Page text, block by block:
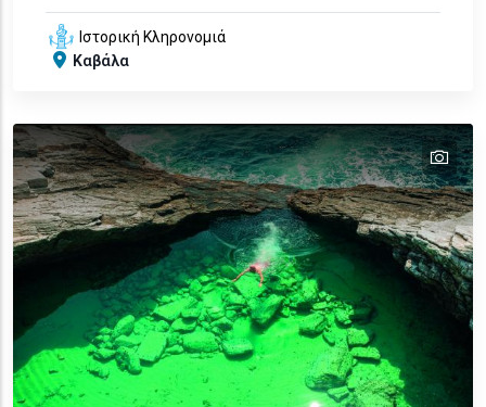
Ιστορική Κληρονομιά
Καβάλα
text